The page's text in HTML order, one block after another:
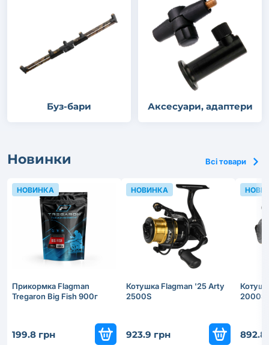
Буз-бари Аксесуари, адаптери
Новинки Всі товари
Прикормка Flagman
Tregaron Big Fish 900г
199.8 грн
НОВИНКА
Котушка Flagman '25 Arty
2500S
923.9 грн
НОВИНКА
2000S
892.8